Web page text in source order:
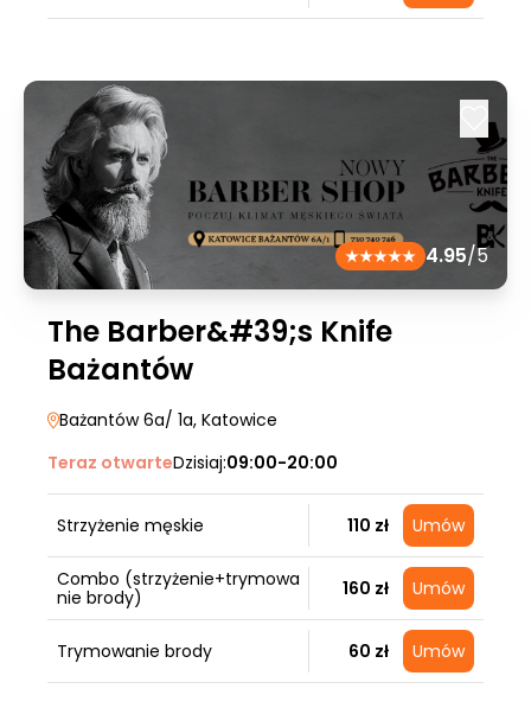
4.95/5
The Barber&#39;s Knife
Bażantów
Bażantów 6a/ 1a, Katowice
Teraz otwarteDzisiaj:09:00-20:00
Strzyżenie męskie 110 zł Umów
Combo (strzyżenie+trymowa
nie brody)
160 zł Umów
Trymowanie brody 60 zł Umów